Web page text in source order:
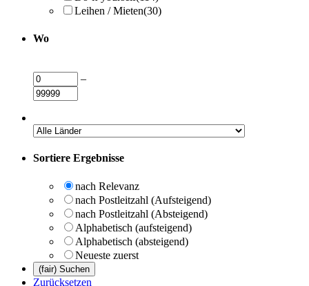
Leihen / Mieten(30)
Wo
–
Sortiere Ergebnisse
nach Relevanz
nach Postleitzahl (Aufsteigend)
nach Postleitzahl (Absteigend)
Alphabetisch (aufsteigend)
Alphabetisch (absteigend)
Neueste zuerst
Zurücksetzen